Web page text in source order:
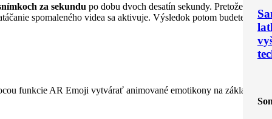
za sekundu po dobu dvoch desatín sekundy. Pretože
spomaleného videa sa aktivuje. Výsledok potom budete
funkcie AR Emoji vytvárať animované emotikony na základe